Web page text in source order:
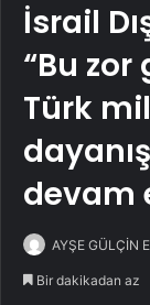
İsrail
“Bu
Türk
devam
AYŞE GÜLÇİN
Bir dakikadan az